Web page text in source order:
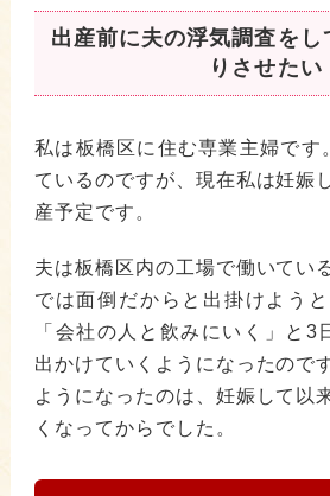
出産前に夫の浮気調査をし
りさせたい
私は板橋区に住む専業主婦です
ているのですが、現在私は妊娠
産予定です。
夫は板橋区内の工場で働いてい
では面倒だからと出掛けよう
「会社の人と飲みにいく」と3
出かけていくようになったので
ようになったのは、妊娠して以
くなってからでした。